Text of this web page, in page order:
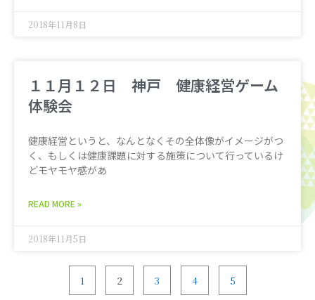
2018年11月8日
１１月１２日 神戸 健康経営ゲーム
体験会
健康経営というと、なんとなくその全体像がイメージがつ
く、もしくは健康課題に対する施策について行っているけ
どモヤモヤ感があ
READ MORE »
2018年11月5日
1 2 3 4 5